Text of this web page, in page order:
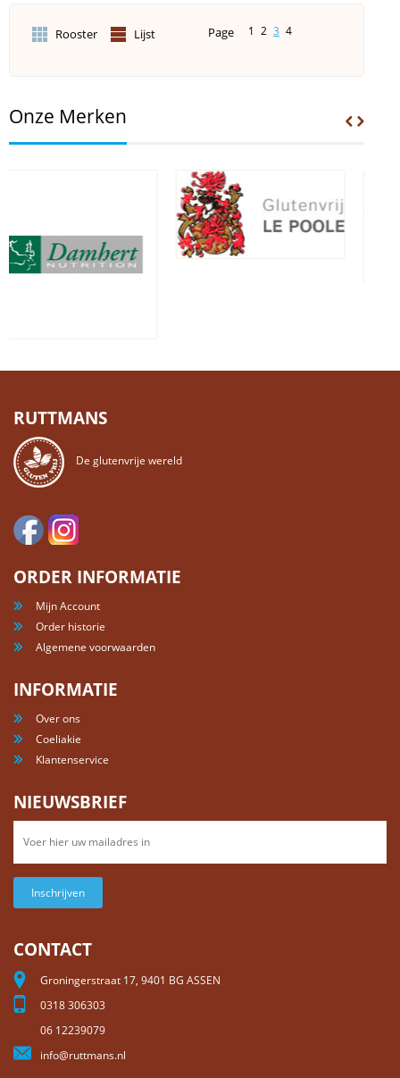
Rooster Lijst Page 1 2 3 4
Onze Merken
RUTTMANS
De glutenvrije wereld
ORDER INFORMATIE
Mijn Account
Order historie
Algemene voorwaarden
INFORMATIE
Over ons
Coeliakie
Klantenservice
NIEUWSBRIEF
Inschrijven
CONTACT
Groningerstraat 17, 9401 BG ASSEN
0318 306303
06 12239079
info@ruttmans.nl